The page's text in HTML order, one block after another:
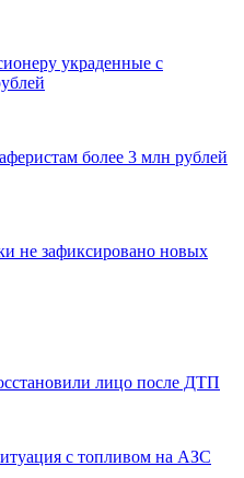
украденные с
более 3 млн рублей
не зафиксировано новых
лицо после ДТП
с топливом на АЗС